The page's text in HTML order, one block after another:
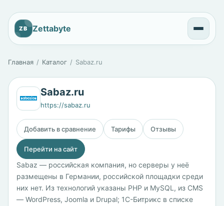
ZB Zettabyte
Главная Каталог Sabaz.ru
Sabaz.ru
https://sabaz.ru
Добавить в сравнение Тарифы Отзывы
Перейти на сайт
Sabaz — российская компания, но серверы у неё
размещены в Германии, российской площадки среди
них нет. Из технологий указаны PHP и MySQL, из CMS
— WordPress, Joomla и Drupal; 1С-Битрикс в списке